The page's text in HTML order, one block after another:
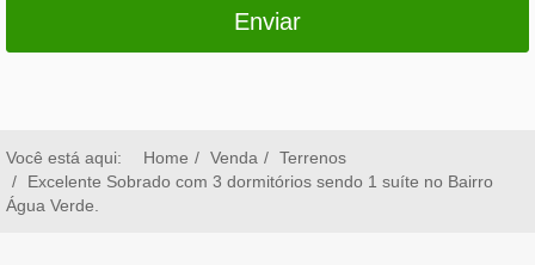
Enviar
Você está aqui: Home Venda
Terrenos
Excelente Sobrado com 3 dormitórios sendo 1 suíte no Bairro
Água Verde.